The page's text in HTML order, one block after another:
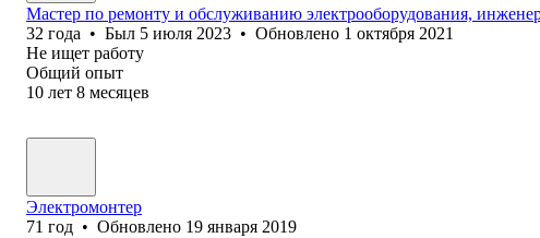
Мастер по ремонту и обслуживанию электрооборудования,
32 года • Был 5 июля 2023 • Обновлено 1 октября 2021
Не ищет работу
Общий опыт
10 лет 8 месяцев
Электромонтер
71 год • Обновлено 19 января 2019